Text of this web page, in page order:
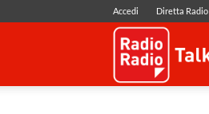
Accedi Diretta Radio